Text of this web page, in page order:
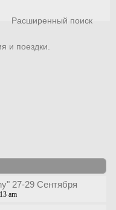
Расширенный поиск
и поездки.
27-29 Сентября
am